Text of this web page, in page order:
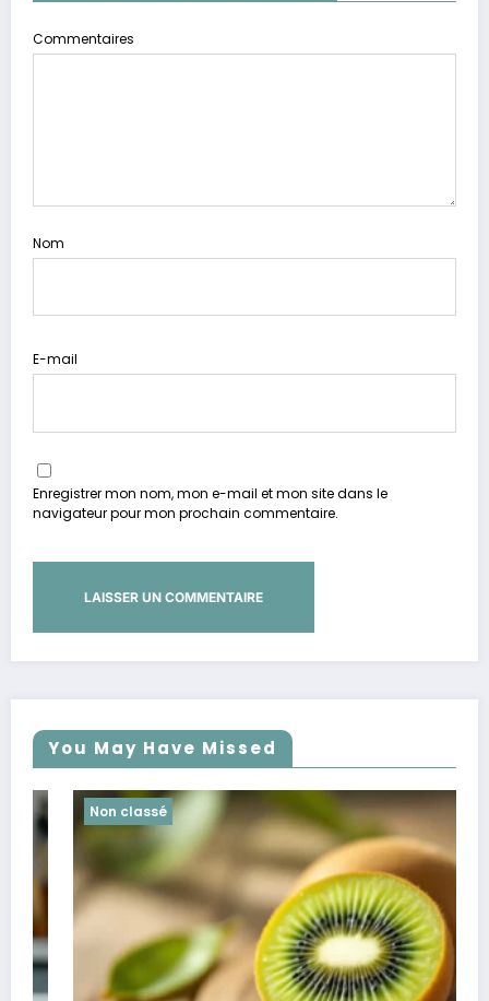
Commentaires
Nom
E-mail
Enregistrer mon nom, mon e-mail et mon site dans le
navigateur pour mon prochain commentaire.
You May Have Missed
Non classé